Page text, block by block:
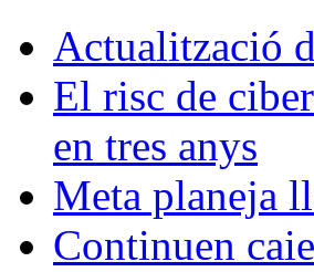
Actualització
El risc de
en tres anys
Meta planeja
Continuen